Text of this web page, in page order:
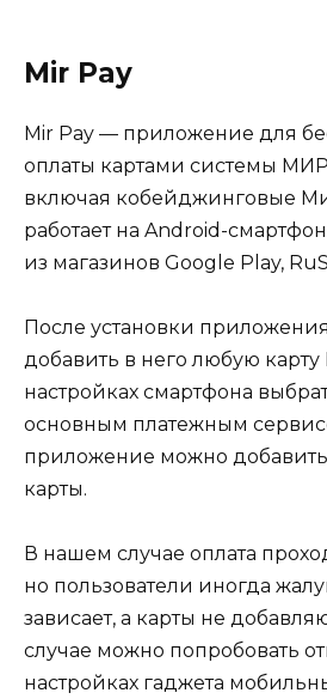
Mir Pay
Mir Pay — приложение для
оплаты картами системы
включая кобейджинговые
работает на Android-
из магазинов Google Play,
После установки
добавить в него любую
настройках смартфона
основным платежным
приложение можно
карты.
В нашем случае оплата
но пользователи иногда
зависает, а карты не
случае можно попробовать
настройках гаджета